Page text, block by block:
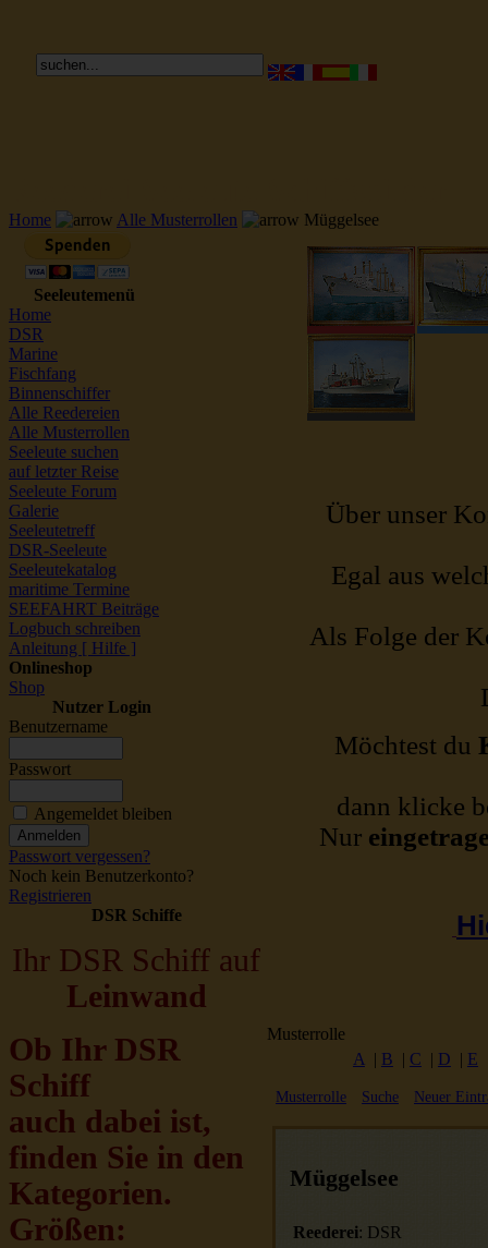
Home Alle Musterrollen Müggelsee
Seeleutemenü
Home
DSR
Marine
Fischfang
Binnenschiffer
Alle Reedereien
Alle Musterrollen
Seeleute suchen
auf letzter Reise
Seeleute Forum
Galerie
Seeleutetreff
DSR-Seeleute
Seeleutekatalog
maritime Termine
SEEFAHRT Beiträge
Logbuch schreiben
Anleitung [ Hilfe ]
Onlineshop
Shop
Nutzer Login
Benutzername
Passwort
Angemeldet bleiben
Passwort vergessen?
Noch kein Benutzerkonto?
Registrieren
DSR Schiffe
Ihr DSR Schiff auf
Leinwand
Ob Ihr DSR
Schiff
auch dabei ist,
finden Sie in den
Kategorien.
Größen:
Über unser
Egal aus
Als Folge der
Möchtest du
dann klicke
Nur
Musterrolle
A | B | C | D | E
Musterrolle Suche Neuer
Müggelsee
Reederei: DSR